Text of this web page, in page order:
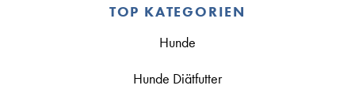
TOP KATEGORIEN
Hunde
Hunde Diätfutter